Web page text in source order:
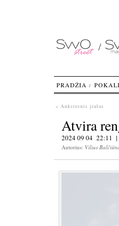
« Ankstesnis įrašas
Atvira
2024 09 04 22:11 |
Autorius: Vilius
PRADŽIA